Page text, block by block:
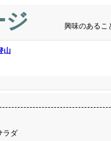
ジ 興味のあるこ
山
ラダ